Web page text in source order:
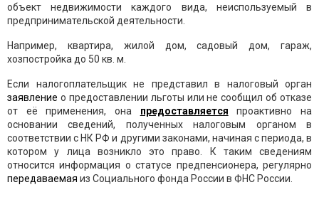
объект недвижимости каждого вида, неиспользуемый в
предпринимательской деятельности.
Например, квартира, жилой дом, садовый дом, гараж,
хозпостройка до 50 кв. м.
Если налогоплательщик не представил в налоговый орган
заявление о предоставлении льготы или не сообщил об отказе
от её применения, она предоставляется проактивно на
основании сведений, полученных налоговым органом в
соответствии с НК РФ и другими законами, начиная с периода, в
котором у лица возникло это право. К таким сведениям
относится информация о статусе предпенсионера, регулярно
передаваемая из Социального фонда России в ФНС России.